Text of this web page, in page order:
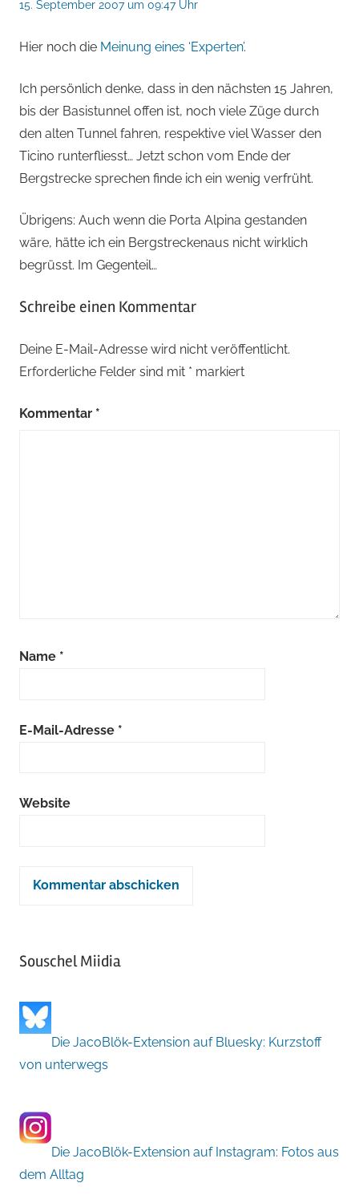
15. September 2007 um 09:47 Uhr
Hier noch die Meinung eines ‘Experten’.
Ich persönlich denke, dass in den nächsten 15 Jahren,
bis der Basistunnel offen ist, noch viele Züge durch
den alten Tunnel fahren, respektive viel Wasser den
Ticino runterfliesst… Jetzt schon vom Ende der
Bergstrecke sprechen finde ich ein wenig verfrüht.
Übrigens: Auch wenn die Porta Alpina gestanden
wäre, hätte ich ein Bergstreckenaus nicht wirklich
begrüsst. Im Gegenteil…
Schreibe einen Kommentar
Deine E-Mail-Adresse wird nicht veröffentlicht.
Erforderliche Felder sind mit * markiert
Kommentar *
Name *
E-Mail-Adresse *
Website
Souschel Miidia
Die JacoBlök-Extension auf Bluesky: Kurzstoff
von unterwegs
Die JacoBlök-Extension auf Instagram: Fotos aus
dem Alltag